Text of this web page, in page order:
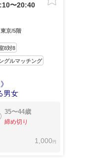
〜20:40
東京/5階
8対8
グルマッチング
男女
35〜44歳
締め切り
1,000 円